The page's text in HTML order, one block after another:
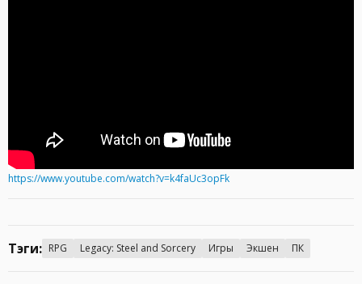
https://www.youtube.com/watch?v=k4faUc3opFk
Тэги: RPG Legacy: Steel and Sorcery Игры Экшен ПК